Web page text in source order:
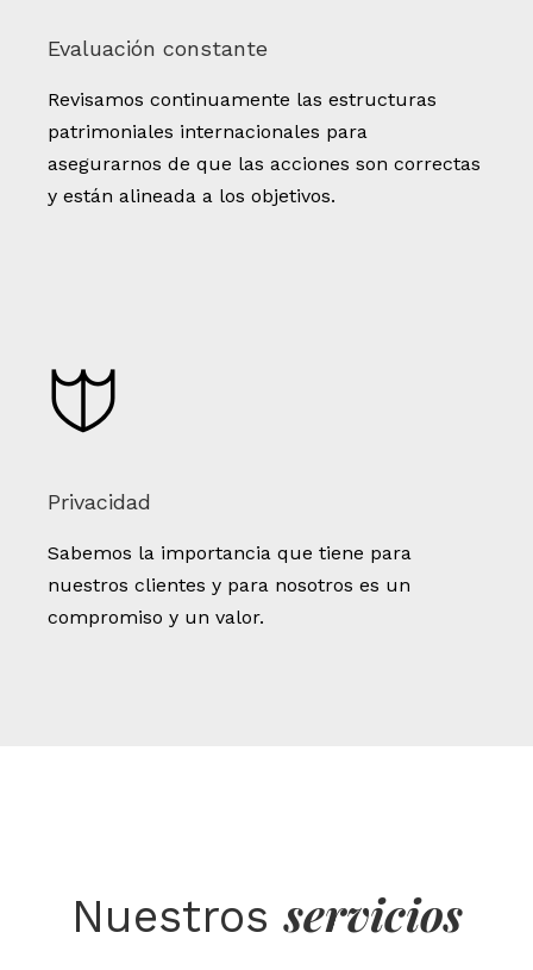
Evaluación constante
Revisamos continuamente las estructuras
patrimoniales internacionales para
asegurarnos de que las acciones son correctas
y están alineada a los objetivos.
Privacidad
Sabemos la importancia que tiene para
nuestros clientes y para nosotros es un
compromiso y un valor.
Nuestrosservicios